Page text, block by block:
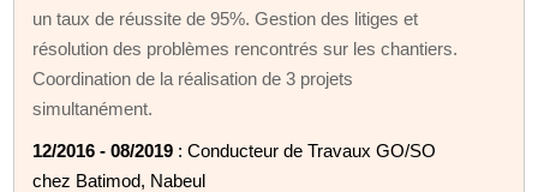
un taux de réussite de 95%. Gestion des litiges et
résolution des problèmes rencontrés sur les chantiers.
Coordination de la réalisation de 3 projets
simultanément.
12/2016 - 08/2019 : Conducteur de Travaux GO/SO
chez Batimod, Nabeul